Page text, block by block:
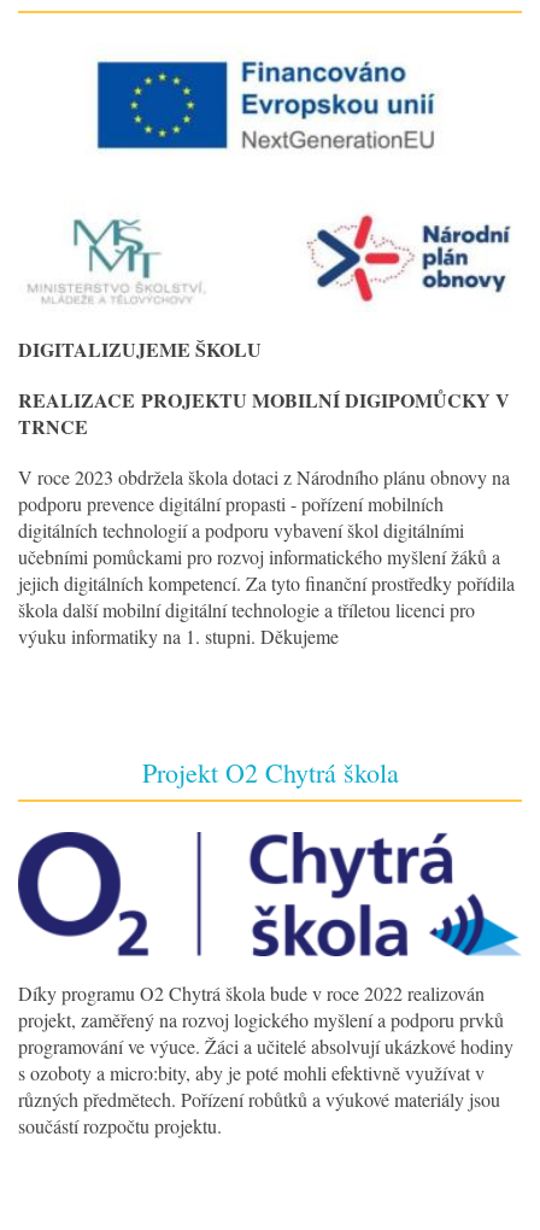
DIGITALIZUJEME ŠKOLU
REALIZACE PROJEKTU MOBILNÍ DIGIPOMŮCKY V
TRNCE
V roce 2023 obdržela škola dotaci z Národního plánu obnovy na
podporu prevence digitální propasti - pořízení mobilních
digitálních technologií a podporu vybavení škol digitálními
učebními pomůckami pro rozvoj informatického myšlení žáků a
jejich digitálních kompetencí. Za tyto finanční prostředky pořídila
škola další mobilní digitální technologie a tříletou licenci pro
výuku informatiky na 1. stupni. Děkujeme
Projekt O2 Chytrá škola
Díky programu O2 Chytrá škola bude v roce 2022 realizován
projekt, zaměřený na rozvoj logického myšlení a podporu prvků
programování ve výuce. Žáci a učitelé absolvují ukázkové hodiny
s ozoboty a micro:bity, aby je poté mohli efektivně využívat v
různých předmětech. Pořízení robůtků a výukové materiály jsou
součástí rozpočtu projektu.